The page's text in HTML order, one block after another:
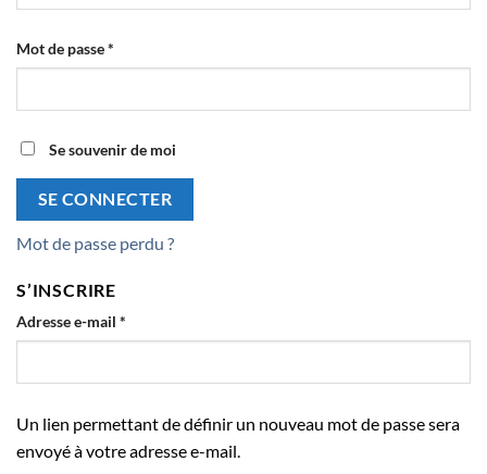
Mot de passe*
Se souvenir de moi
SE CONNECTER
Mot de passe perdu ?
S’INSCRIRE
Adresse e-mail *
Un lien permettant de définir un nouveau mot de passe sera
envoyé à votre adresse e-mail.